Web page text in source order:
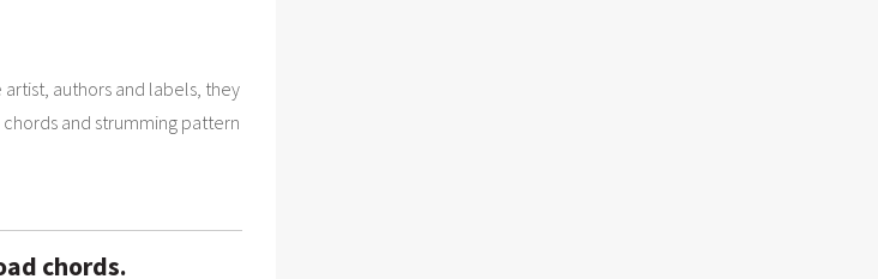
authors and labels, they
and strumming pattern
chords.